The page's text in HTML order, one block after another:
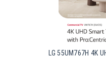
LG 55UM767H 4K